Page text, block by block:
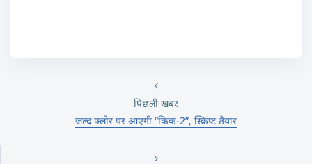
पिछली खबर
जल्द फ्लोर पर आएगी “किक-2”, स्क्रिप्ट तैयार